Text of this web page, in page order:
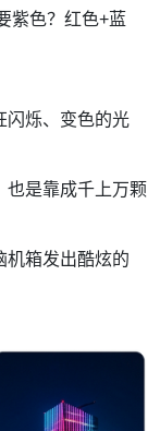
紫色？红色+蓝
闪烁、变色的光
也是靠成千上万颗
机箱发出酷炫的